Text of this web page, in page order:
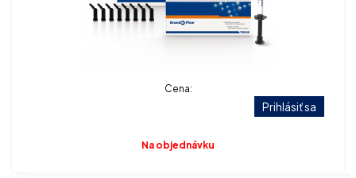
Cena:
Prihlásiť sa
Na objednávku